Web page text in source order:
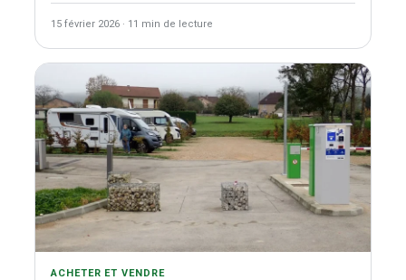
15 février 2026 · 11 min de lecture
ACHETER ET VENDRE